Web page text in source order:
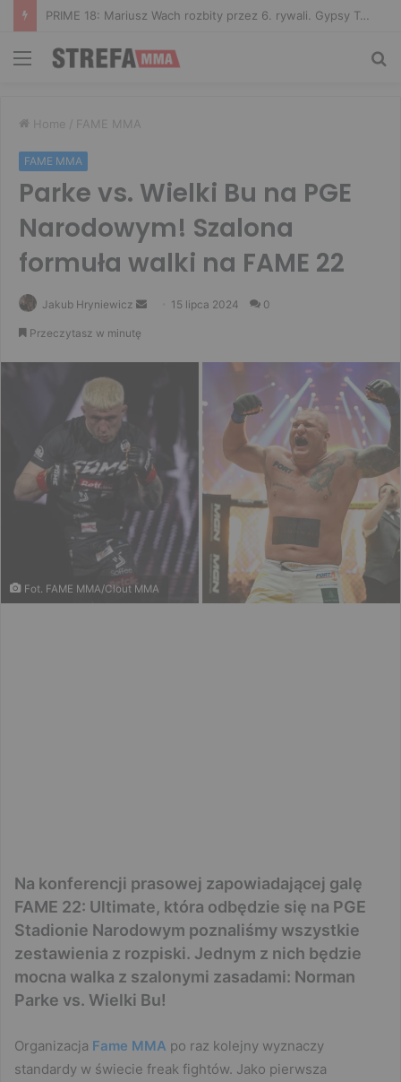
PRIME 18: Mariusz Wach rozbity przez 6. rywali. Gypsy Team zwyciężył w 3. rundzie
Menu
Home / FAME MMA
FAME MMA
Parke vs. Wielki Bu na PGE
Narodowym! Szalona
formuła walki na FAME 22
Jakub Hryniewicz
Send 15 lipca 2024 0
Przeczytasz w minutę
Fot. FAME MMA/Clout MMA
Na konferencji prasowej zapowiadającej galę
FAME 22: Ultimate, która odbędzie się na PGE
Stadionie Narodowym poznaliśmy wszystkie
zestawienia z rozpiski. Jednym z nich będzie
mocna walka z szalonymi zasadami: Norman
Parke vs. Wielki Bu!
Organizacja Fame MMA po raz kolejny wyznaczy
standardy w świecie freak fightów. Jako pierwsza